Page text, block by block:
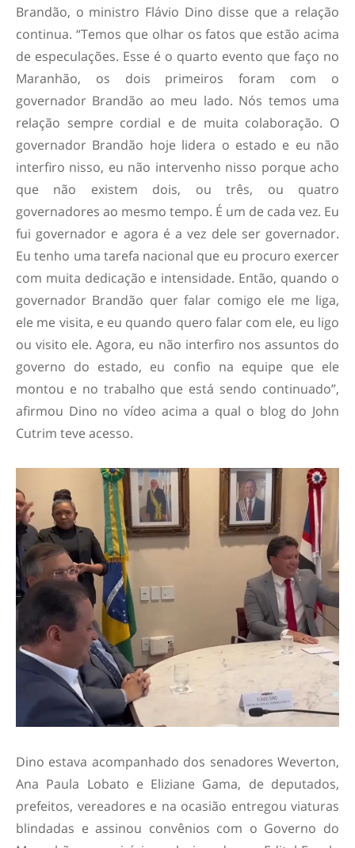
Brandão, o ministro Flávio Dino disse que a relação
continua. “Temos que olhar os fatos que estão acima
de especulações. Esse é o quarto evento que faço no
Maranhão, os dois primeiros foram com o
governador Brandão ao meu lado. Nós temos uma
relação sempre cordial e de muita colaboração. O
governador Brandão hoje lidera o estado e eu não
interfiro nisso, eu não intervenho nisso porque acho
que não existem dois, ou três, ou quatro
governadores ao mesmo tempo. É um de cada vez. Eu
fui governador e agora é a vez dele ser governador.
Eu tenho uma tarefa nacional que eu procuro exercer
com muita dedicação e intensidade. Então, quando o
governador Brandão quer falar comigo ele me liga,
ele me visita, e eu quando quero falar com ele, eu ligo
ou visito ele. Agora, eu não interfiro nos assuntos do
governo do estado, eu confio na equipe que ele
montou e no trabalho que está sendo continuado”,
afirmou Dino no vídeo acima a qual o blog do John
Cutrim teve acesso.
Dino estava acompanhado dos senadores Weverton,
Ana Paula Lobato e Eliziane Gama, de deputados,
prefeitos, vereadores e na ocasião entregou viaturas
blindadas e assinou convênios com o Governo do